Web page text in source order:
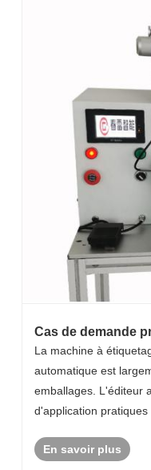
Cas de demande
étiquetage à
La machine à
automatique est
emballages. L'éditeur
d'application
effets d'utilisation
En savoir plus